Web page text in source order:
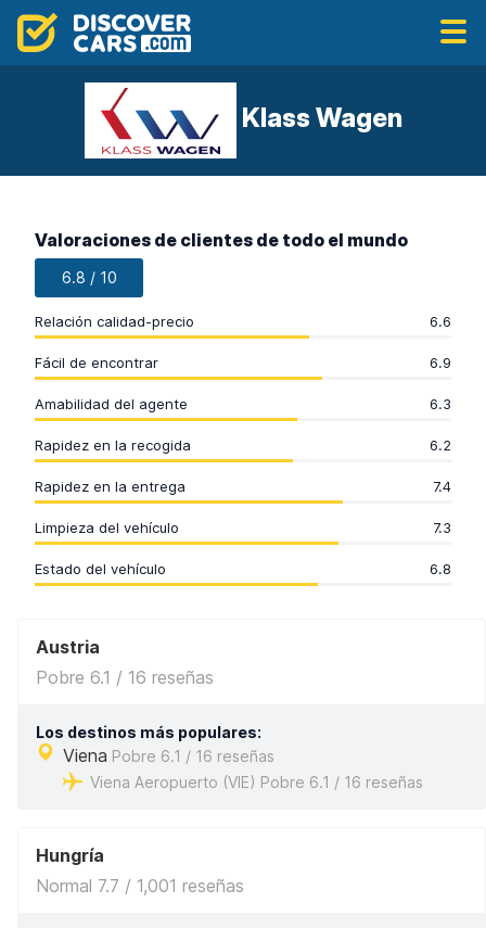
Klass Wagen
Valoraciones de clientes de todo el mundo
6.8 / 10
Relación calidad-precio 6.6
Fácil de encontrar 6.9
Amabilidad del agente 6.3
Rapidez en la recogida 6.2
Rapidez en la entrega 7.4
Limpieza del vehículo 7.3
Estado del vehículo 6.8
Austria
Pobre 6.1 / 16 reseñas
Los destinos más populares:
Viena Pobre 6.1 / 16 reseñas
Viena Aeropuerto (VIE) Pobre 6.1 / 16 reseñas
Hungría
Normal 7.7 / 1,001 reseñas